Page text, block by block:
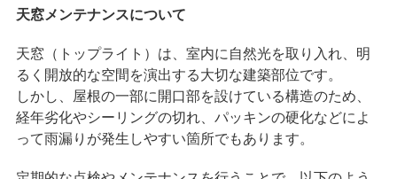
天窓メンテナンスについて
天窓（トップライト）は、室内に自然光を取り入れ、明
るく開放的な空間を演出する大切な建築部位です。
しかし、屋根の一部に開口部を設けている構造のため、
経年劣化やシーリングの切れ、パッキンの硬化などによ
って雨漏りが発生しやすい箇所でもあります。